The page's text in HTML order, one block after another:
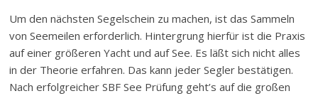
Um den nächsten Segelschein zu machen, ist das Sammeln
von Seemeilen erforderlich. Hintergrung hierfür ist die Praxis
auf einer größeren Yacht und auf See. Es läßt sich nicht alles
in der Theorie erfahren. Das kann jeder Segler bestätigen.
Nach erfolgreicher SBF See Prüfung geht’s auf die großen